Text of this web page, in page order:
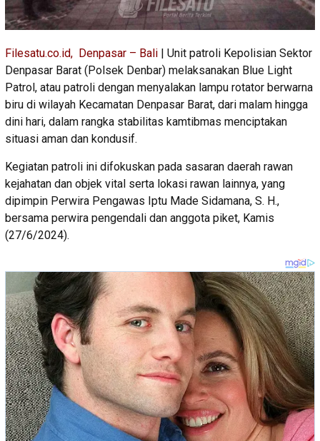
Filesatu.co.id, Denpasar – Bali | Unit patroli Kepolisian Sektor
Denpasar Barat (Polsek Denbar) melaksanakan Blue Light
Patrol, atau patroli dengan menyalakan lampu rotator berwarna
biru di wilayah Kecamatan Denpasar Barat, dari malam hingga
dini hari, dalam rangka stabilitas kamtibmas menciptakan
situasi aman dan kondusif.
Kegiatan patroli ini difokuskan pada sasaran daerah rawan
kejahatan dan objek vital serta lokasi rawan lainnya, yang
dipimpin Perwira Pengawas Iptu Made Sidamana, S. H.,
bersama perwira pengendali dan anggota piket, Kamis
(27/6/2024).